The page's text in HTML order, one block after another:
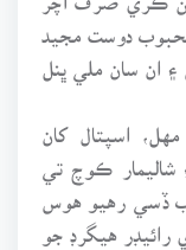
دوست مجيد
ان سان ملي ڀنل
اسپتال کان
شاليمار ڪوچ تي
ڏسي رهيو هوس
هيگرڊ جو